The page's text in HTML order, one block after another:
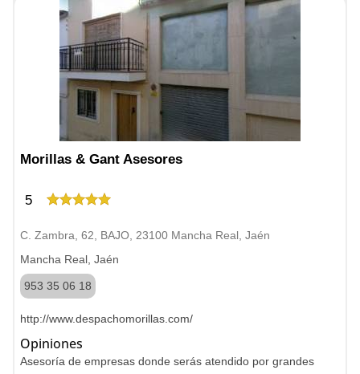
Morillas & Gant Asesores
5
C. Zambra, 62, BAJO, 23100 Mancha Real, Jaén
Mancha Real, Jaén
953 35 06 18
http://www.despachomorillas.com/
Opiniones
Asesoría de empresas donde serás atendido por grandes